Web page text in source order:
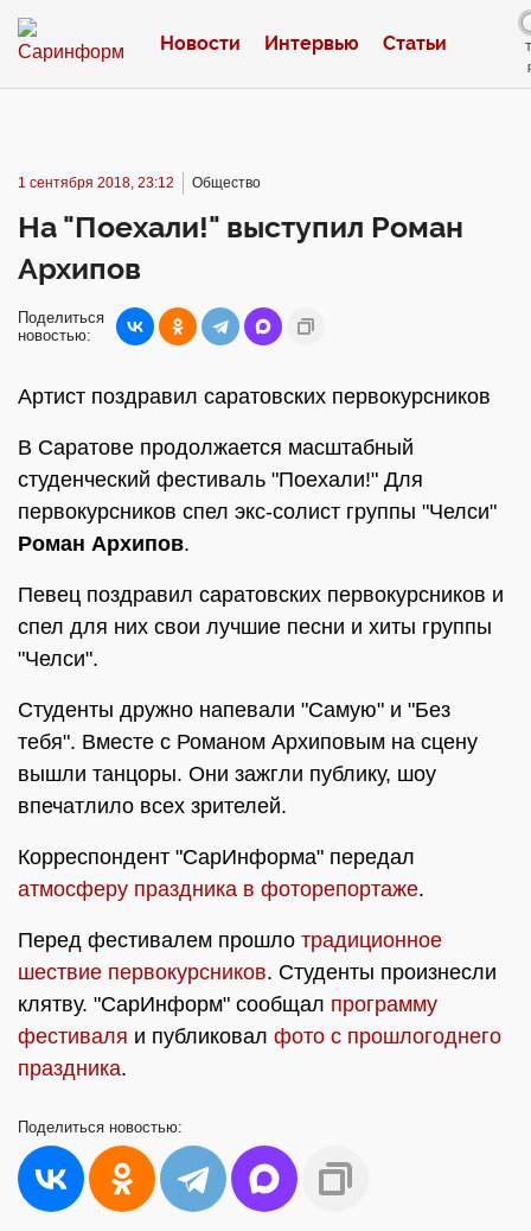
Новости Интервью Статьи
1 сентября 2018, 23:12 Общество
На "Поехали!" выступил Роман
Архипов
Поделиться
новостью:
Артист поздравил саратовских первокурсников
В Саратове продолжается масштабный
студенческий фестиваль "Поехали!" Для
первокурсников спел экс-солист группы "Челси"
Роман Архипов.
Певец поздравил саратовских первокурсников и
спел для них свои лучшие песни и хиты группы
"Челси".
Студенты дружно напевали "Самую" и "Без
тебя". Вместе с Романом Архиповым на сцену
вышли танцоры. Они зажгли публику, шоу
впечатлило всех зрителей.
Корреспондент "СарИнформа" передал
атмосферу праздника в фоторепортаже.
Перед фестивалем прошло традиционное
шествие первокурсников. Студенты произнесли
клятву. "СарИнформ" сообщал программу
фестиваля и публиковал фото с прошлогоднего
праздника.
Поделиться новостью: